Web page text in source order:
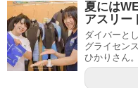
夏には
アスリー
ダイバーと
グライセン
ひかりさん